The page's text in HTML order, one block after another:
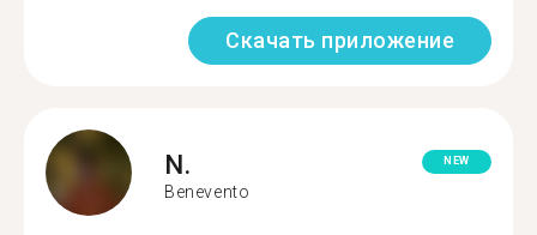
Скачать приложение
N.
Benevento
NEW